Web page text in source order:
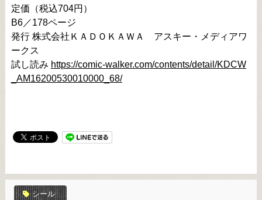
定価（税込704円）
B6／178ページ
発行 株式会社ＫＡＤＯＫＡＷＡ　アスキー・メディアワ
ークス
試し読み https://comic-walker.com/contents/detail/KDCW
_AM16200530010000_68/
シール